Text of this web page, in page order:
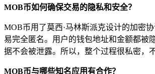
MOB币如何确保交易的隐私和安全？
MOB币用了莫西·马林斯派克设计的加密
易完全匿名。用户的钱包地址和金额都被
据不会被泄露。所以，整个过程很私密，
MOB币与哪些知名应用有合作？